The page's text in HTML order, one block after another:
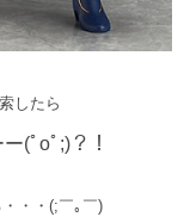
したら
(ﾟoﾟ;)？！
・・(;￣｡￣)